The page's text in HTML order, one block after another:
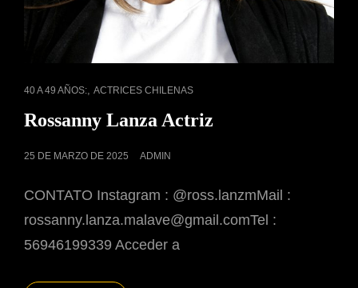
ENLACES
40 A 49 AÑOS:, ACTRICES CHILENAS
Rossanny Lanza Actriz
PUBLICADO
25 DE MARZO DE 2025 ADMIN
CONTATO Instagram : @ross.lanzmMail :
rossanny.lanza.malave@gmail.comTel :
56946199339 Acceder a